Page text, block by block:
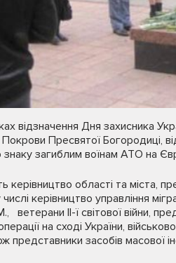
відзначення Дня захисника
Пресвятої Богородиці,
знаку загиблим воїнам АТО на
керівництво області та міста,
числі керівництво управління
ветерани ІІ-ї світової війни,
на сході України,
представники засобів масової